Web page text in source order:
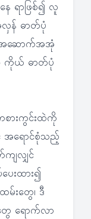
ရာဖြစ်၍ လူ
န် ဓာတ်ပုံ
အဆောက်အအုံ
ကိုယ် ဓာတ်ပုံ
စားကွင်းထဲကို
အရောင်စုံသည့်
ျလျှင်
းထား၍
မ်းတွေ၊ ဒီ
ေ ရောက်လာ